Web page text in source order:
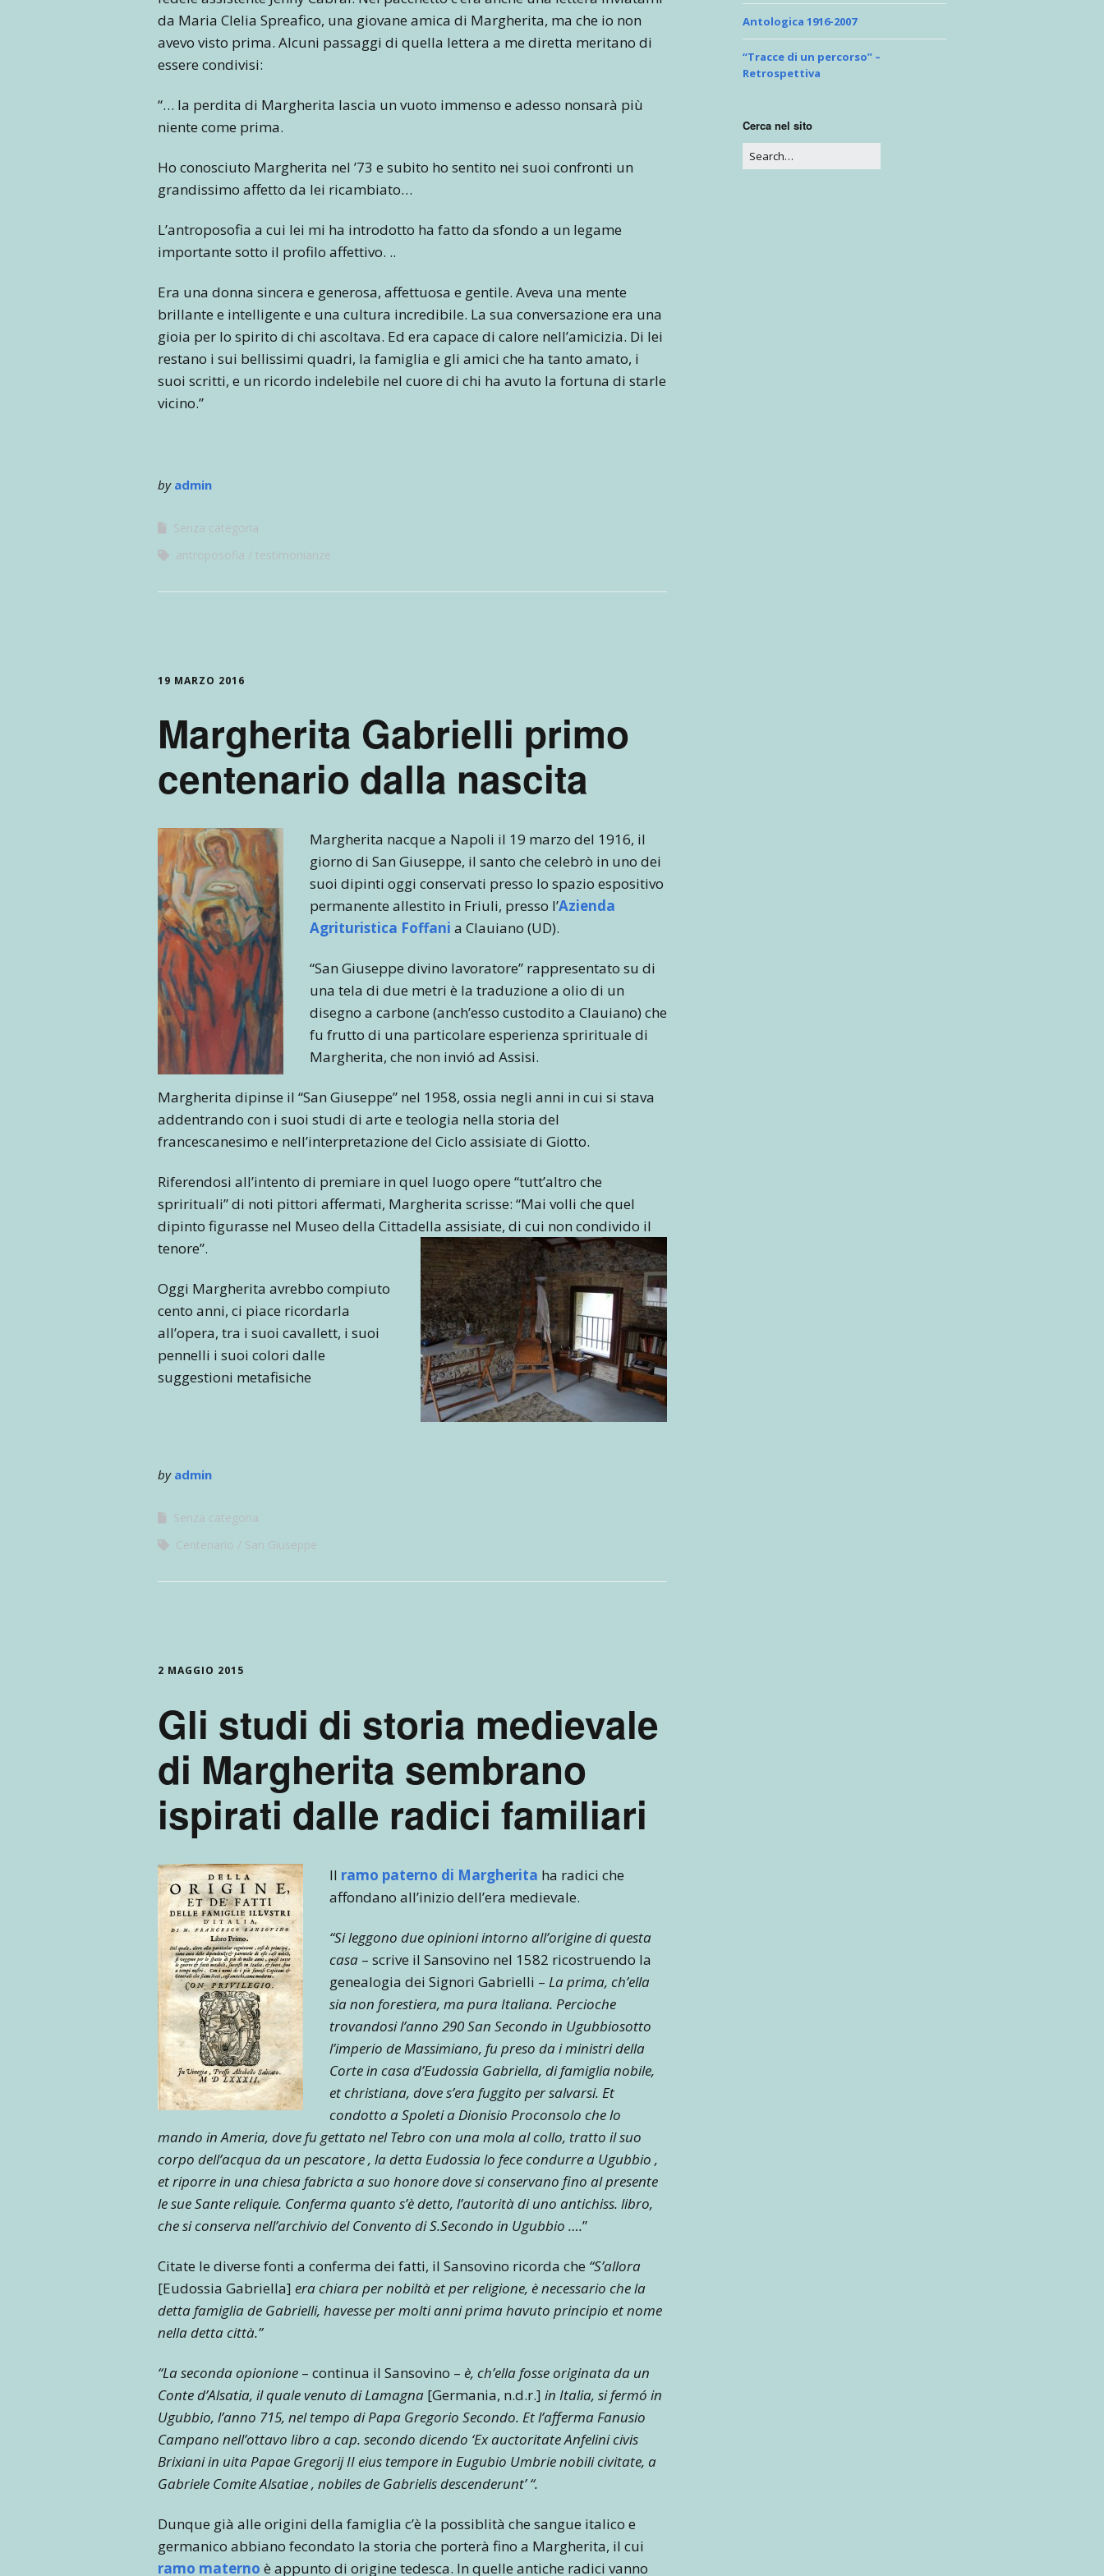
da Maria Clelia Spreafico, una giovane amica di Margherita, ma che io non
avevo visto prima. Alcuni passaggi di quella lettera a me diretta meritano di
essere condivisi:
“… la perdita di Margherita lascia un vuoto immenso e adesso nonsarà più
niente come prima.
Ho conosciuto Margherita nel ’73 e subito ho sentito nei suoi confronti un
grandissimo affetto da lei ricambiato…
L’antroposofia a cui lei mi ha introdotto ha fatto da sfondo a un legame
importante sotto il profilo affettivo. ..
Era una donna sincera e generosa, affettuosa e gentile. Aveva una mente
brillante e intelligente e una cultura incredibile. La sua conversazione era una
gioia per lo spirito di chi ascoltava. Ed era capace di calore nell’amicizia. Di lei
restano i sui bellissimi quadri, la famiglia e gli amici che ha tanto amato, i
suoi scritti, e un ricordo indelebile nel cuore di chi ha avuto la fortuna di starle
vicino.”
by admin
Senza categoria
antroposofia
testimonianze
19 MARZO 2016
Margherita Gabrielli primo
centenario dalla nascita
Margherita nacque a Napoli il 19 marzo del 1916, il
giorno di San Giuseppe, il santo che celebrò in uno dei
suoi dipinti oggi conservati presso lo spazio espositivo
permanente allestito in Friuli, presso l’Azienda
Agrituristica Foffani a Clauiano (UD).
“San Giuseppe divino lavoratore” rappresentato su di
una tela di due metri è la traduzione a olio di un
disegno a carbone (anch’esso custodito a Clauiano) che
fu frutto di una particolare esperienza sprirituale di
Margherita, che non invió ad Assisi.
Margherita dipinse il “San Giuseppe” nel 1958, ossia negli anni in cui si stava
addentrando con i suoi studi di arte e teologia nella storia del
francescanesimo e nell’interpretazione del Ciclo assisiate di Giotto.
Riferendosi all’intento di premiare in quel luogo opere “tutt’altro che
sprirituali” di noti pittori affermati, Margherita scrisse: “Mai volli che quel
dipinto figurasse nel Museo della Cittadella assisiate, di cui non condivido il
tenore”.
Oggi Margherita avrebbo compiuto
cento anni, ci piace ricordarla
all’opera, tra i suoi cavallett, i suoi
pennelli i suoi colori dalle
suggestioni metafisiche
by admin
Senza categoria
Centenario
San Giuseppe
2 MAGGIO 2015
Gli studi di storia medievale
di Margherita sembrano
ispirati dalle radici familiari
Il ramo paterno di Margherita ha radici che
affondano all’inizio dell’era medievale.
“Si leggono due opinioni intorno all’origine di questa
casa – scrive il Sansovino nel 1582 ricostruendo la
genealogia dei Signori Gabrielli – La prima, ch’ella
sia non forestiera, ma pura Italiana. Percioche
trovandosi l’anno 290 San Secondo in Ugubbiosotto
l’imperio de Massimiano, fu preso da i ministri della
Corte in casa d’Eudossia Gabriella, di famiglia nobile,
et christiana, dove s’era fuggito per salvarsi. Et
condotto a Spoleti a Dionisio Proconsolo che lo
mando in Ameria, dove fu gettato nel Tebro con una mola al collo, tratto il suo
corpo dell’acqua da un pescatore , la detta Eudossia lo fece condurre a Ugubbio ,
et riporre in una chiesa fabricta a suo honore dove si conservano fino al presente
le sue Sante reliquie. Conferma quanto s’è detto, l’autorità di uno antichiss. libro,
che si conserva nell’archivio del Convento di S.Secondo in Ugubbio ….”
Citate le diverse fonti a conferma dei fatti, il Sansovino ricorda che “S’allora
[Eudossia Gabriella] era chiara per nobiltà et per religione, è necessario che la
detta famiglia de Gabrielli, havesse per molti anni prima havuto principio et nome
nella detta città.”
“La seconda opionione – continua il Sansovino – è, ch’ella fosse originata da un
Conte d’Alsatia, il quale venuto di Lamagna [Germania, n.d.r.] in Italia, si fermó in
Ugubbio, l’anno 715, nel tempo di Papa Gregorio Secondo. Et l’afferma Fanusio
Campano nell’ottavo libro a cap. secondo dicendo ‘Ex auctoritate Anfelini civis
Brixiani in uita Papae Gregorij II eius tempore in Eugubio Umbrie nobili civitate, a
Gabriele Comite Alsatiae , nobiles de Gabrielis descenderunt’ “.
Dunque già alle origini della famiglia c’è la possiblità che sangue italico e
germanico abbiano fecondato la storia che porterà fino a Margherita, il cui
ramo materno è appunto di origine tedesca. In quelle antiche radici vanno
Antologica 1916-2007
“Tracce di un percorso” –
Retrospettiva
Cerca nel sito